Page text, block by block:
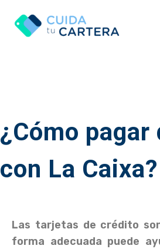
¿Cómo
con La Caixa?
Las tarjetas de crédito
forma adecuada puede